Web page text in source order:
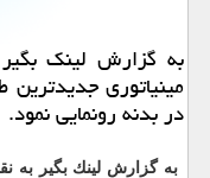
مینیاتوری جدیدترین
در بدنه رونمایی نمود.
به گزارش لینك بگیر به